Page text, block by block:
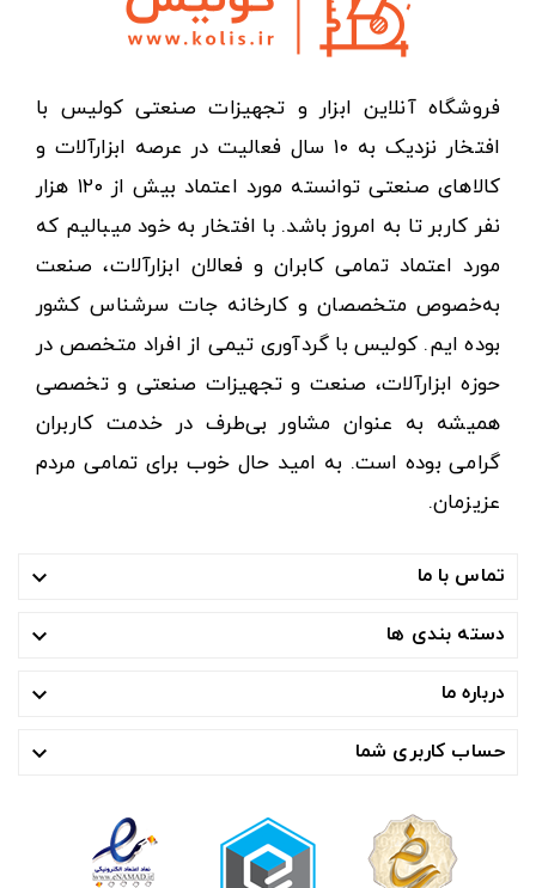
فروشگاه آنلاین ابزار و تجهیزات صنعتی کولیس با
افتخار نزدیک به ۱۰ سال فعالیت در عرصه ابزارآلات و
کالاهای صنعتی توانسته مورد اعتماد بیش از ۱۲۰ هزار
نفر کاربر تا به امروز باشد. با افتخار به خود میبالیم که
مورد اعتماد تمامی کابران و فعالان ابزارآلات، صنعت
به‌خصوص متخصصان و کارخانه جات سرشناس کشور
بوده ایم. کولیس با گردآوری تیمی از افراد متخصص در
حوزه ابزارآلات، صنعت و تجهیزات صنعتی و تخصصی
همیشه به عنوان مشاور بی‌طرف در خدمت کاربران
گرامی بوده است. به امید حال خوب برای تمامی مردم
عزیزمان.
تماس با ما 
دسته بندی ها 
درباره ما 
حساب کاربری شما 